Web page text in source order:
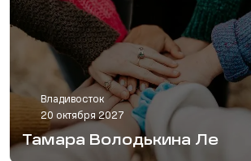
Владивосток
20 октября 2027
Тамара Володькина Ле